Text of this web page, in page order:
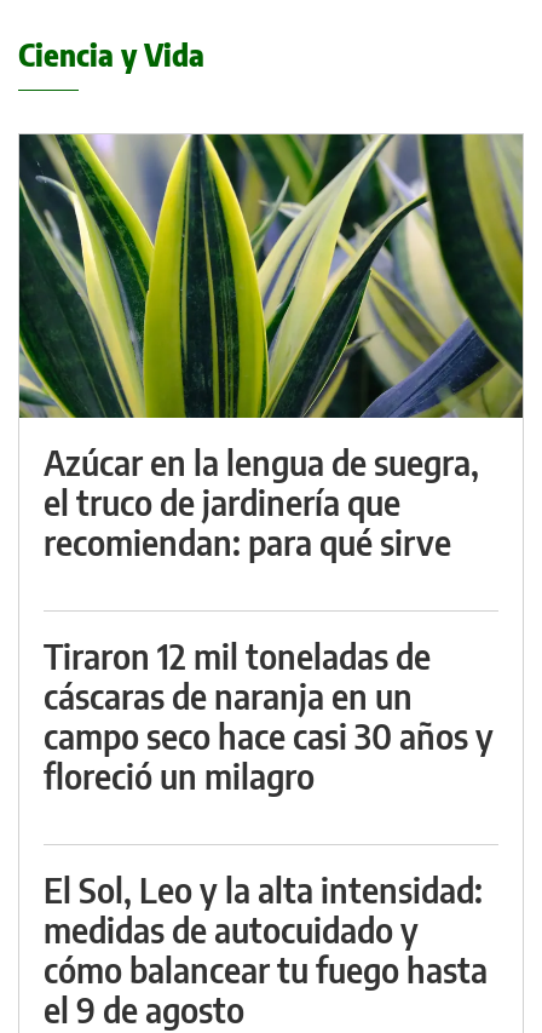
Ciencia y Vida
Azúcar en la lengua de suegra,
el truco de jardinería que
recomiendan: para qué sirve
Tiraron 12 mil toneladas de
cáscaras de naranja en un
campo seco hace casi 30 años y
floreció un milagro
El Sol, Leo y la alta intensidad:
medidas de autocuidado y
cómo balancear tu fuego hasta
el 9 de agosto